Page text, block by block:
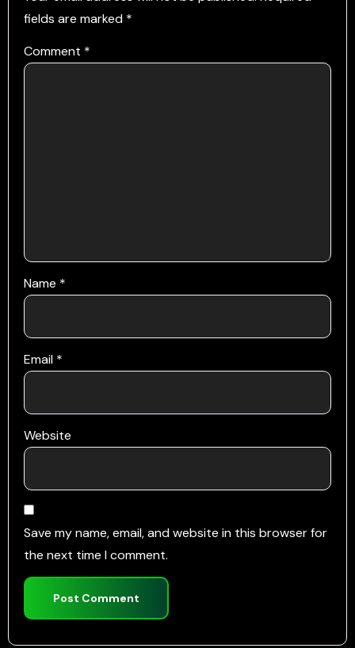
fields are marked *
Comment *
Name *
Email *
Website
Save my name, email, and website in this browser for
the next time I comment.